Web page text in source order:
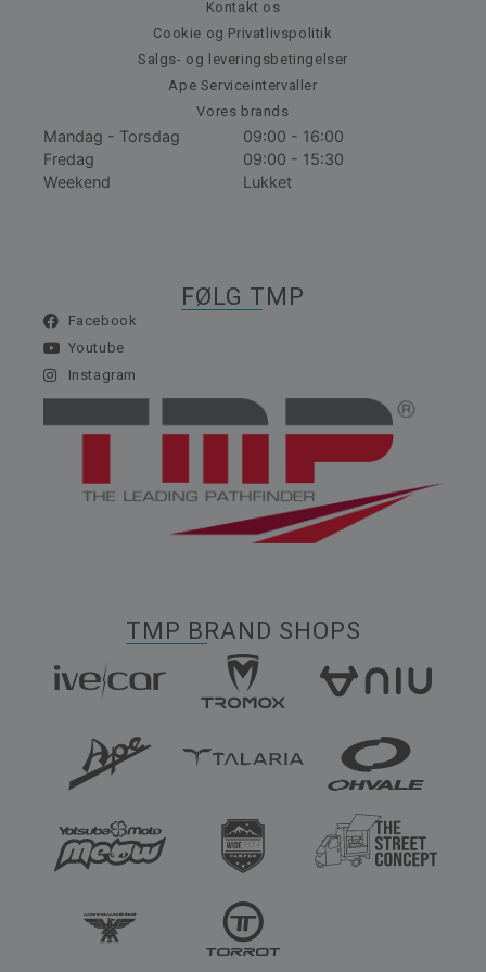
Kontakt os
Cookie og Privatlivspolitik
Salgs- og leveringsbetingelser
Ape Serviceintervaller
Vores brands
Mandag - Torsdag
09:00 - 16:00
Fredag
09:00 - 15:30
Weekend
Lukket
FØLG TMP
Facebook
Youtube
Instagram
TMP BRAND SHOPS